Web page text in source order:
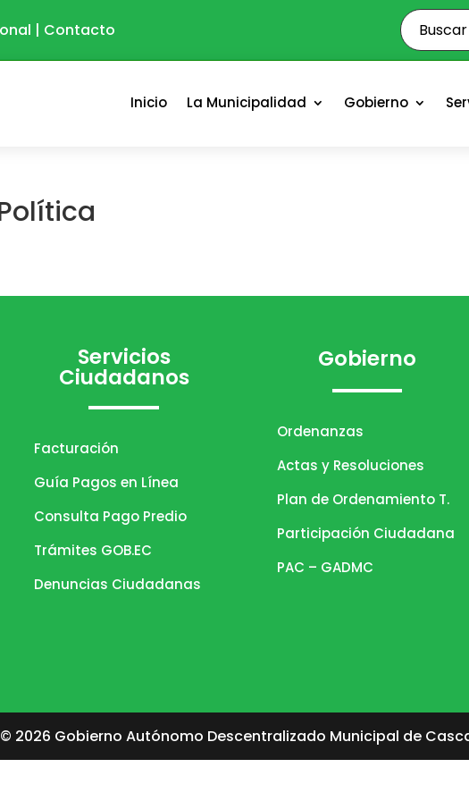
| Contacto
Inicio La Municipalidad Gobierno
Servicios
Ciudadanos
Facturación
Guía Pagos en Línea
Consulta Pago Predio
Trámites GOB.EC
Denuncias Ciudadanas
Gobierno
Ordenanzas
Actas y Resoluciones
Plan de Ordenamiento T.
Participación Ciudadana
PAC – GADMC
© 2026 Gobierno Autónomo Descentralizado Municipal de